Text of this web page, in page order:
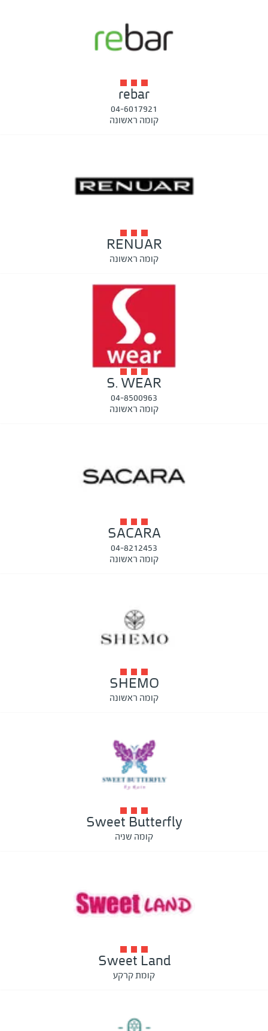
rebar
04-6017921
קומה ראשונה
RENUAR
קומה ראשונה
S. WEAR
04-8500963
קומה ראשונה
SACARA
04-8212453
קומה ראשונה
SHEMO
קומה ראשונה
Sweet Butterfly
קומה שניה
Sweet Land
קומת קרקע